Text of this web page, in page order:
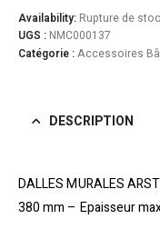
Availability: Rupture de
UGS : NMC000137
Catégorie :Accessoires
DESCRIPTION
DALLES MURALES
380 mm – Epaisseur